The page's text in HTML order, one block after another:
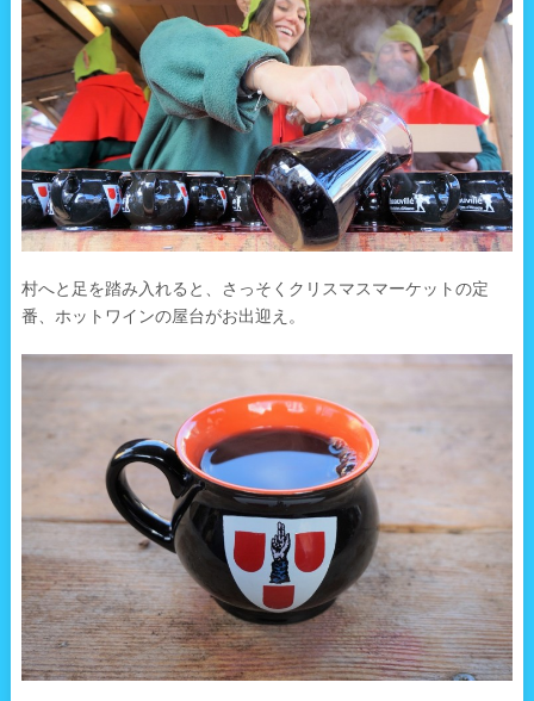
村へと足を踏み入れると、さっそくクリスマスマーケットの定
番、ホットワインの屋台がお出迎え。